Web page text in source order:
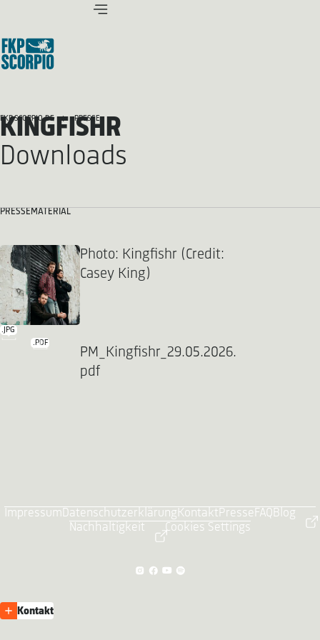
FKP SCORPIO.DE PRESSE
KINGFISHR
Downloads
PRESSEMATERIAL
.JPG
Photo: Kingfishr (Credit:
Casey King)
.PDF
PM_Kingfishr_29.05.2026.
pdf
ImpressumDatenschutzerklärungKontaktPresse FAQBlog
Nachhaltigkeit
Cookies Settings
Kontakt